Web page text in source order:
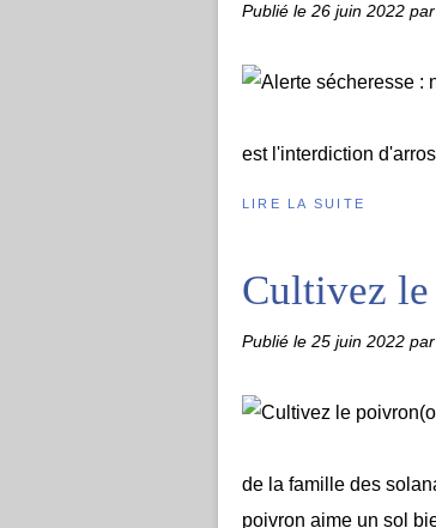
Publié le 26 juin 2022
est l'interdiction
LIRE LA SUITE
Cultivez
Publié le 25 juin 2022
de la famille des
poivron aime un sol